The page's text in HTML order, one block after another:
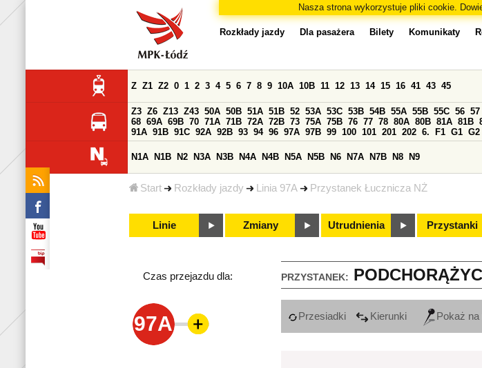
Nasza strona wykorzystuje pliki cookie.
Start Rozkłady jazdy Linia 97A Przystanek Łucznicza NŻ
Rozkłady jazdy Dla pasażera Bilety Komunikaty
Z Z1 Z2 0 1 2 3 4 5 6 7 8 9 10A 10B 11 12 13 14 15 16 41 43 45
Z3 Z6 Z13 Z43 50A 50B 51A 51B 52 53A 53C 53B 54B 55A 55B 55C 56 57
68 69A 69B 70 71A 71B 72A 72B 73 75A 75B 76 77 78 80A 80B 81A 81B
91A 91B 91C 92A 92B 93 94 96 97A 97B 99 100 101 201 202 6. F1 G1 G2
N1A N1B N2 N3A N3B N4A N4B N5A N5B N6 N7A N7B N8 N9
Linie Zmiany Utrudnienia Przystanki
PRZYSTANEK:
Czas przejazdu dla:
97A Przesiadki Kierunki Pokaż na